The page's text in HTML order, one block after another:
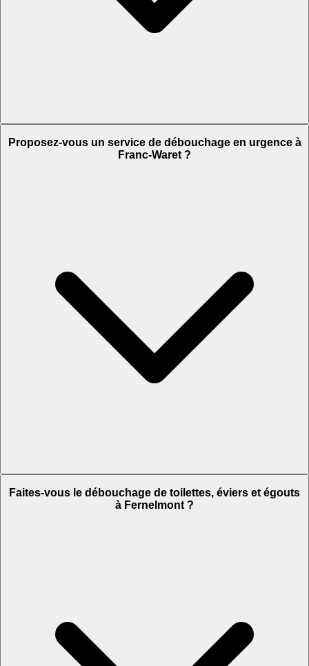
Proposez-vous un service de débouchage en urgence à
Franc-Waret ?
Faites-vous le débouchage de toilettes, éviers et égouts
à Fernelmont ?